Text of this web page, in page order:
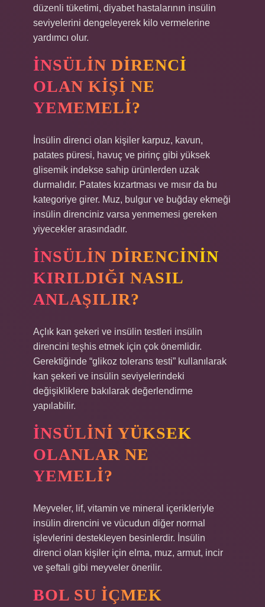
düzenli tüketimi, diyabet hastalarının insülin
seviyelerini dengeleyerek kilo vermelerine
yardımcı olur.
İNSÜLIN DIRENCI
OLAN KIŞI NE
YEMEMELI?
İnsülin direnci olan kişiler karpuz, kavun,
patates püresi, havuç ve pirinç gibi yüksek
glisemik indekse sahip ürünlerden uzak
durmalıdır. Patates kızartması ve mısır da bu
kategoriye girer. Muz, bulgur ve buğday ekmeği
insülin direnciniz varsa yenmemesi gereken
yiyecekler arasındadır.
İNSÜLIN DIRENCININ
KIRILDIĞI NASIL
ANLAŞILIR?
Açlık kan şekeri ve insülin testleri insülin
direncini teşhis etmek için çok önemlidir.
Gerektiğinde “glikoz tolerans testi” kullanılarak
kan şekeri ve insülin seviyelerindeki
değişikliklere bakılarak değerlendirme
yapılabilir.
İNSÜLINI YÜKSEK
OLANLAR NE
YEMELI?
Meyveler, lif, vitamin ve mineral içerikleriyle
insülin direncini ve vücudun diğer normal
işlevlerini destekleyen besinlerdir. İnsülin
direnci olan kişiler için elma, muz, armut, incir
ve şeftali gibi meyveler önerilir.
BOL SU IÇMEK